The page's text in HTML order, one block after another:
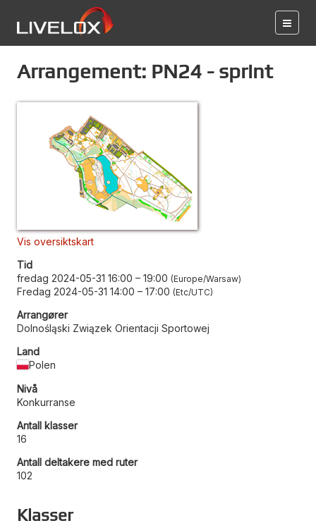
Arrangement: PN24 - sprint
Vis oversiktskart
Tid
fredag 2024-05-31 16:00 – 19:00 Europe/Warsaw
Fredag 2024-05-31 14:00 – 17:00 Etc/UTC
Arrangører
Dolnośląski Związek Orientacji Sportowej
Land
Polen
Nivå
Konkurranse
Antall klasser
16
Antall deltakere med ruter
102
Klasser